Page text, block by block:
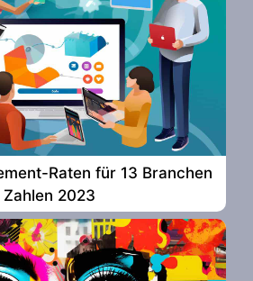
Raten für 13 Branchen
2023